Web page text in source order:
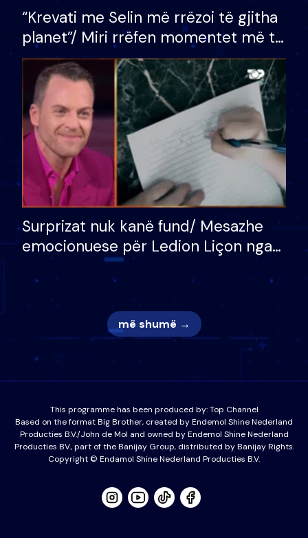
“Krevati me Selin më rrëzoi të gjitha
planet”/ Miri rrëfen momentet më të
bukura në shtëpinë e BB VIP: Do më
mungojë zilja e mëngjesit kur…
Surprizat nuk kanë fund/ Mesazhe
emocionuese për Ledion Liçon nga
nëna dhe fëmijët e tij, moderatori
nuk i mban dot lotët: Nuk meritoj…
më shumë →
This programme has been produced by:Top Channel
Based on the format Big Brother, created by Endemol Shine Nederland
Producties B.V./John de Mol and owned by Endemol Shine Nederland
Producties BV., part of the Banijay Group, distributed by Banijay Rights.
Copyright © Endamol Shine Nederland Producties B.V.